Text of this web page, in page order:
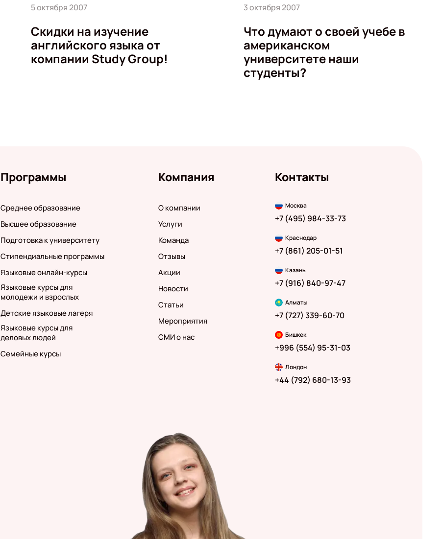
5 октября 2007
Скидки на изучение
английского языка от
компании Study Group!
3 октября 2007
Что думают о своей учебе в
американском
университете наши
студенты?
Программы
Среднее образование
Высшее образование
Подготовка к университету
Стипендиальные программы
Языковые онлайн-курсы
Языковые курсы для
молодежи и взрослых
Детские языковые лагеря
Языковые курсы для
деловых людей
Семейные курсы
Компания
О компании
Услуги
Команда
Отзывы
Акции
Новости
Статьи
Мероприятия
СМИ о нас
Контакты
Москва
+7 (495) 984-33-73
Краснодар
+7 (861) 205-01-51
Казань
+7 (916) 840-97-47
Алматы
+7 (727) 339-60-70
Бишкек
+996 (554) 95-31-03
Лондон
+44 (792) 680-13-93